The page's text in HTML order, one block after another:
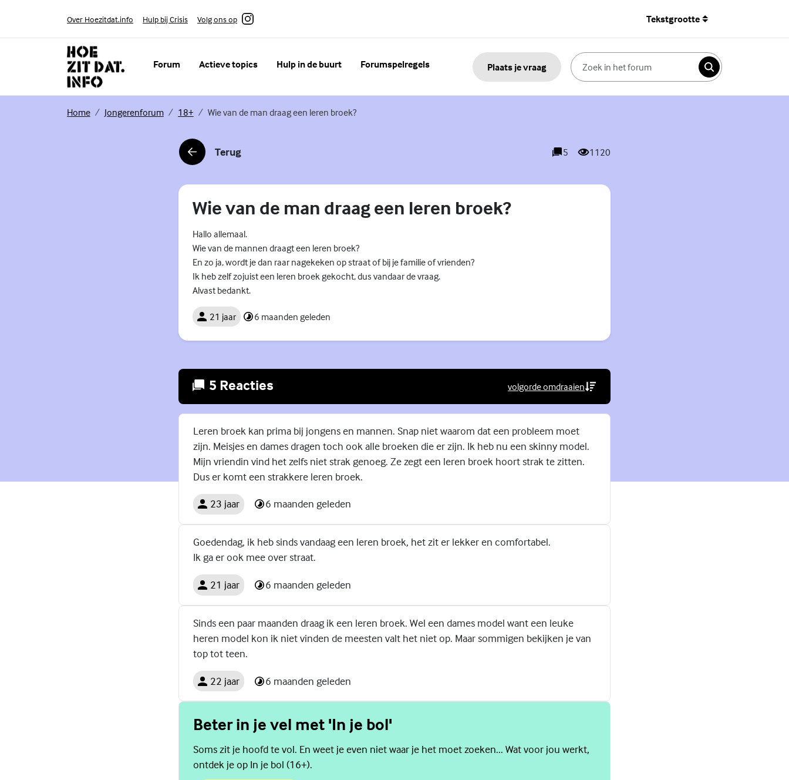
Over Hoezitdat.info Hulp bij Crisis Volg ons op
Instagram Tekstgrootte
Forum Actieve topics Hulp in de buurt Forumspelregels Plaats je vraag
Zoeken
Home(Externe link)
Jongerenforum(Externe link)
18+(Externe link)
Wie van de man draag een leren broek?
Terug
(Externe link) 5
reacties
1120
weergaves
Wie van de man draag een leren broek?
Hallo allemaal.
Wie van de mannen draagt een leren broek?
En zo ja, wordt je dan raar nagekeken op straat of bij je familie of vrienden?
Ik heb zelf zojuist een leren broek gekocht, dus vandaar de vraag.
Alvast bedankt.
21 jaar 6 maanden geleden
5 Reacties volgorde omdraaien
(Externe link)
Leren broek kan prima bij jongens en mannen. Snap niet waarom dat een probleem moet
zijn. Meisjes en dames dragen toch ook alle broeken die er zijn. Ik heb nu een skinny model.
Mijn vriendin vind het zelfs niet strak genoeg. Ze zegt een leren broek hoort strak te zitten.
Dus er komt een strakkere leren broek.
23 jaar 6 maanden geleden
Goedendag, ik heb sinds vandaag een leren broek, het zit er lekker en comfortabel.
Ik ga er ook mee over straat.
21 jaar 6 maanden geleden
Sinds een paar maanden draag ik een leren broek. Wel een dames model want een leuke
heren model kon ik niet vinden de meesten valt het niet op. Maar sommigen bekijken je van
top tot teen.
22 jaar 6 maanden geleden
Beter in je vel met 'In je bol'
Soms zit je hoofd te vol. En weet je even niet waar je het moet zoeken... Wat voor jou werkt,
ontdek je op In je bol (16+).